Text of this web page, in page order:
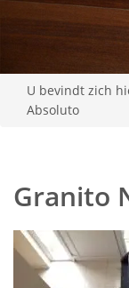
U bevindt zich
Absoluto
Granito